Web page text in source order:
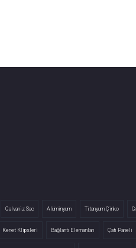
Galvaniz Sac Alüminyum Titanyum Çinko
Kenet Klipsleri Bağlantı Elemanları Çatı Paneli